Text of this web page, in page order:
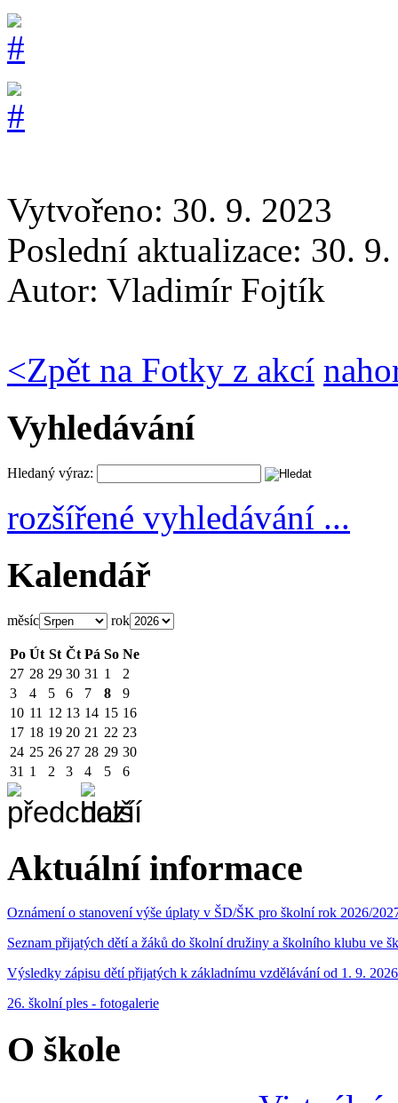
Vytvořeno: 30. 9. 2023
Poslední aktualizace: 30.
Autor: Vladimír Fojtík
<Zpět na Fotky z akcí
Vyhledávání
Hledaný výraz:
rozšířené vyhledávání ...
Kalendář
měsíc rok
Po Út St Čt Pá So Ne
27 28 29 30 31 1
2
3
4 5 6 7 8
9
10 11 12 13 14 15 16
17 18 19 20 21 22 23
24 25 26 27 28 29 30
31 1 2 3 4 5 6
Aktuální informace
Oznámení o stanovení výše úplaty v ŠD/ŠK pro školní rok 2026/
Seznam přijatých dětí a žáků do školní družiny a školního klubu ve
Výsledky zápisu dětí přijatých k základnímu vzdělávání od 1. 9. 2026
26. školní ples - fotogalerie
O škole